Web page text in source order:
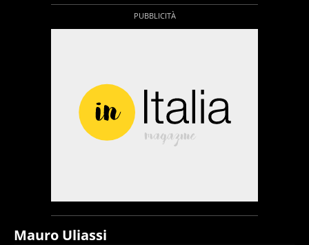
Mauro Uliassi